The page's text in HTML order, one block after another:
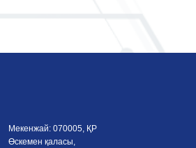
Мекенжай: 070005, ҚР
Өскемен қаласы,